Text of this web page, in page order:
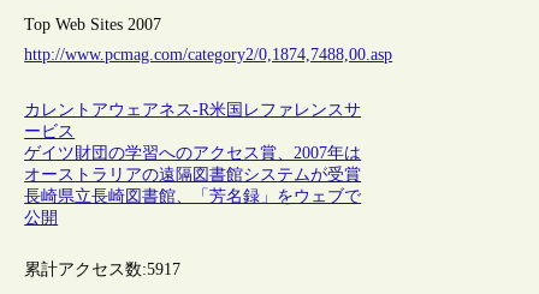
Top Web Sites 2007
http://www.pcmag.com/category2/0,1874,7488,00.asp
カレントアウェアネス-R米国 レファレンスサ
ービス
ゲイツ財団の学習へのアクセス賞、2007年は
オーストラリアの遠隔図書館システムが受賞
長崎県立長崎図書館、「芳名録」をウェブで
公開
累計アクセス数:5917